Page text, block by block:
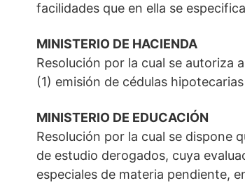
facilidades que en ella se
MINISTERIO DE HACIENDA
Resolución por la cual se autoriza
(1) emisión de cédulas
MINISTERIO DE EDUCACIÓN
Resolución por la cual se dispone
de estudio derogados, cuya
especiales de materia pendiente,